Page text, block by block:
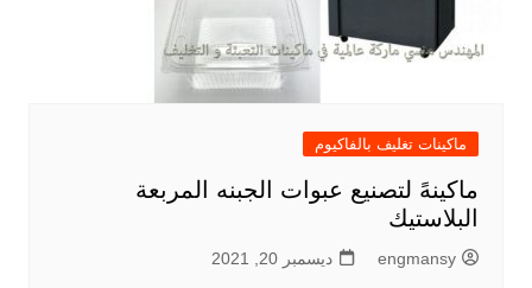
ماكينات تغليف بالفاكيوم
ماكينهً لتصنيع عبوات الجبنه المربعة
البلاستيك
engmansy ديسمبر 20, 2021